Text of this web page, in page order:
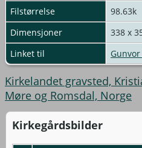
Filstørrelse
98.63k
Dimensjoner
338 x
Linket til
Kirkelandet gravsted,
Møre og Romsdal, Norge
Kirkegårdsbilder